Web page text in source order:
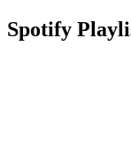
Spotify